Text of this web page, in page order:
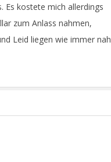
Es kostete mich allerdings
zum Anlass nahmen,
Leid liegen wie immer nah